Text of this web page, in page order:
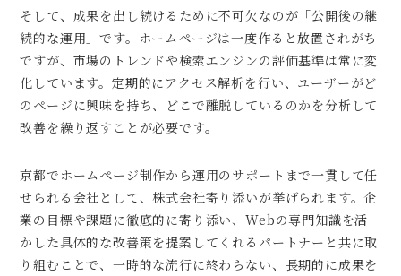
そして、成果を出し続けるために不可欠なのが「公開後の継
続的な運用」です。ホームページは一度作ると放置されがち
ですが、市場のトレンドや検索エンジンの評価基準は常に変
化しています。定期的にアクセス解析を行い、ユーザーがど
のページに興味を持ち、どこで離脱しているのかを分析して
改善を繰り返すことが必要です。
京都でホームページ制作から運用のサポートまで一貫して任
せられる会社として、株式会社寄り添いが挙げられます。企
業の目標や課題に徹底的に寄り添い、Webの専門知識を活
かした具体的な改善策を提案してくれるパートナーと共に取
り組むことで、一時的な流行に終わらない、長期的に成果を